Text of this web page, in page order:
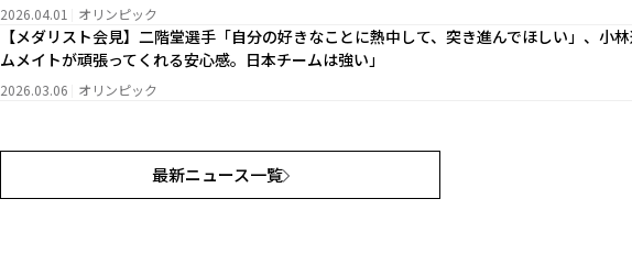
2026.04.01 オリンピック
【メダリスト会見】二階堂選手「自分の好きなことに熱中して、突き進んでほしい」、小
ムメイトが頑張ってくれる安心感。日本チームは強い」
2026.03.06 オリンピック
最新ニュース一覧